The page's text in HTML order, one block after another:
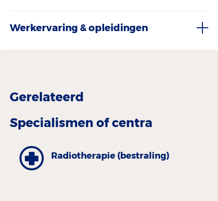
Werkervaring & opleidingen
Gerelateerd
Specialismen of centra
Radiotherapie (bestraling)